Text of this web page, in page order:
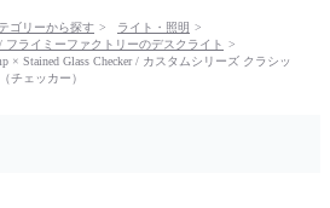
ゴリーから探す
ライト・照明
フライミーファクトリーのデスクライト
× Stained Glass Checker / カスタムシリーズ クラシッ
チェッカー）